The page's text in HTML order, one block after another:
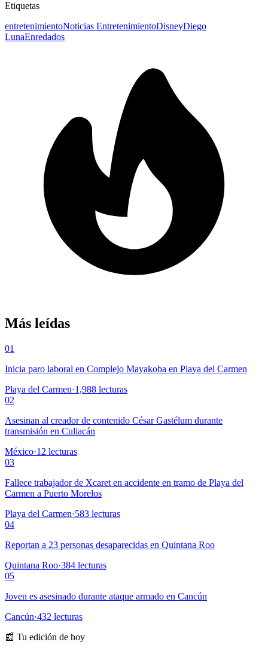
Etiquetas
entretenimientoNoticias EntretenimientoDisneyDiego
LunaEnredados
Más leídas
01
Inicia paro laboral en Complejo Mayakoba en Playa del Carmen
Playa del Carmen·1,988 lecturas
02
Asesinan al creador de contenido César Gastélum durante
transmisión en Culiacán
México·12 lecturas
03
Fallece trabajador de Xcaret en accidente en tramo de Playa del
Carmen a Puerto Morelos
Playa del Carmen·583 lecturas
04
Reportan a 23 personas desaparecidas en Quintana Roo
Quintana Roo·384 lecturas
05
Joven es asesinado durante ataque armado en Cancún
Cancún·432 lecturas
📰 Tu edición de hoy